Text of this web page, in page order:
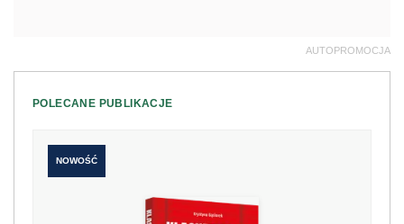
AUTOPROMOCJA
POLECANE PUBLIKACJE
NOWOŚĆ